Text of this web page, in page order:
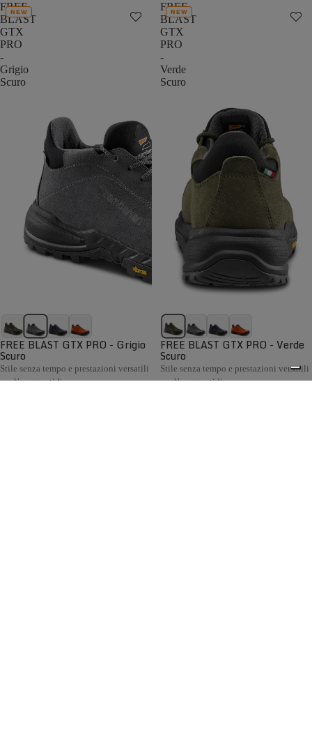
FREE
BLAST
GTX
PRO
-
Grigio
Scuro
NEW
FREE BLAST GTX PRO - Grigio
Scuro
Stile senza tempo e prestazioni versatili
per l’uso quotidiano
FREE
BLAST
GTX
PRO
-
Verde
Scuro
NEW
FREE BLAST GTX PRO - Verde
Scuro
Stile senza tempo e prestazioni versatili
per l’uso quotidiano